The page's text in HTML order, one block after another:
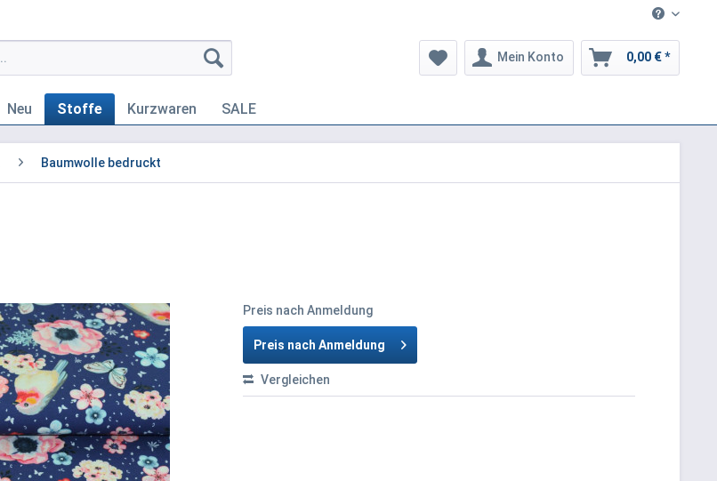
Mein Konto 0,00 € *
Neu Stoffe Kurzwaren SALE
Baumwolle bedruckt
Preis nach Anmeldung
Preis nach Anmeldung
Vergleichen